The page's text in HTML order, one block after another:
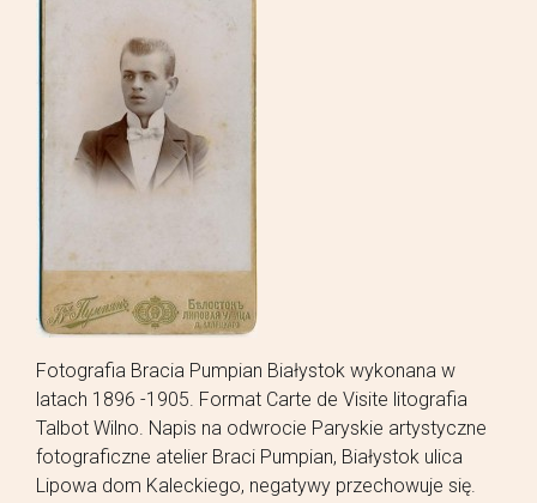
Fotografia Bracia Pumpian Białystok wykonana w
latach 1896 -1905. Format Carte de Visite litografia
Talbot Wilno. Napis na odwrocie Paryskie artystyczne
fotograficzne atelier Braci Pumpian, Białystok ulica
Lipowa dom Kaleckiego, negatywy przechowuje się.